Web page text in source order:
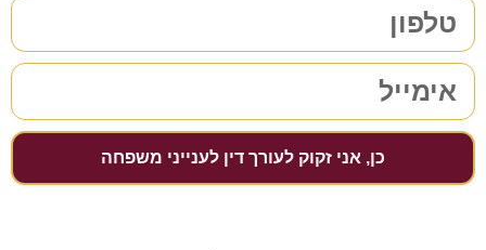
כן, אני זקוק לעורך דין לענייני משפחה